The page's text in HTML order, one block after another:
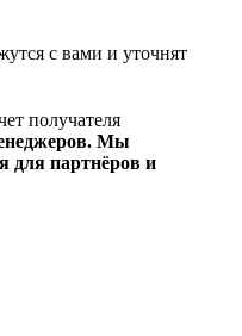
с вами и уточнят
получателя
Мы
для партнёров и